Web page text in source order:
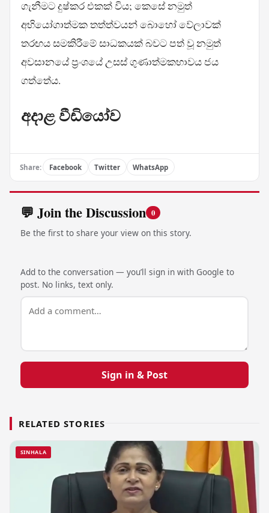
ගැනීමට දුෂ්කර එකක් විය; කෙසේ නමුත්
අභියෝගාත්මක තත්ත්වයන් බොහෝ වේලාවක්
තරඟය සමකිරීමේ සාධකයක් බවට පත් වූ නමුත්
අවසානයේ ප්‍රංශයේ උසස් ගුණාත්මකභාවය ජය
ගත්තේය.
අදාළ වීඩියෝව
Share: Facebook Twitter WhatsApp
💬 Join the Discussion 0
Be the first to share your view on this story.
Add to the conversation — you’ll sign in with Google to
post. No links, text only.
Sign in & Post
RELATED STORIES
SINHALA